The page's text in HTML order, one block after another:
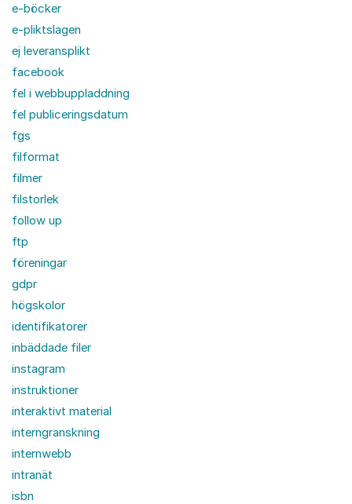
e-böcker
e-pliktslagen
ej leveransplikt
facebook
fel i webbuppladdning
fel publiceringsdatum
fgs
filformat
filmer
filstorlek
follow up
ftp
föreningar
gdpr
högskolor
identifikatorer
inbäddade filer
instagram
instruktioner
interaktivt material
interngranskning
internwebb
intranät
isbn